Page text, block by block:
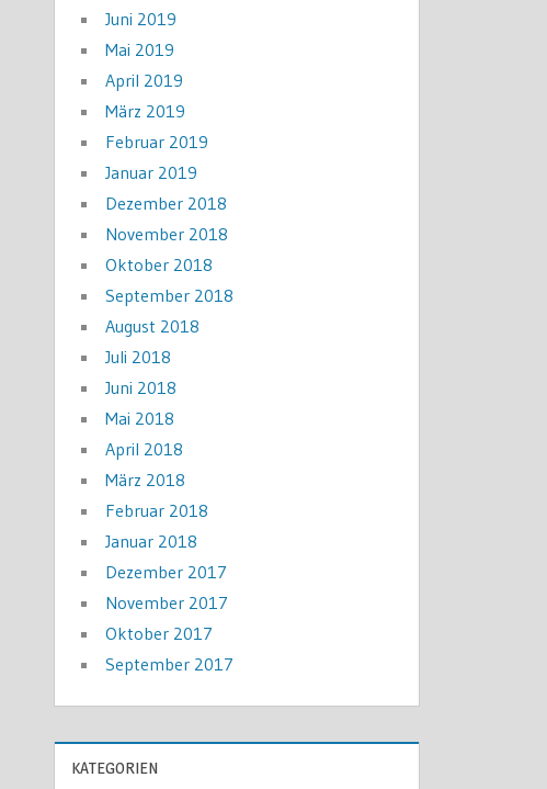
Juni 2019
Mai 2019
April 2019
März 2019
Februar 2019
Januar 2019
Dezember 2018
November 2018
Oktober 2018
September 2018
August 2018
Juli 2018
Juni 2018
Mai 2018
April 2018
März 2018
Februar 2018
Januar 2018
Dezember 2017
November 2017
Oktober 2017
September 2017
KATEGORIEN